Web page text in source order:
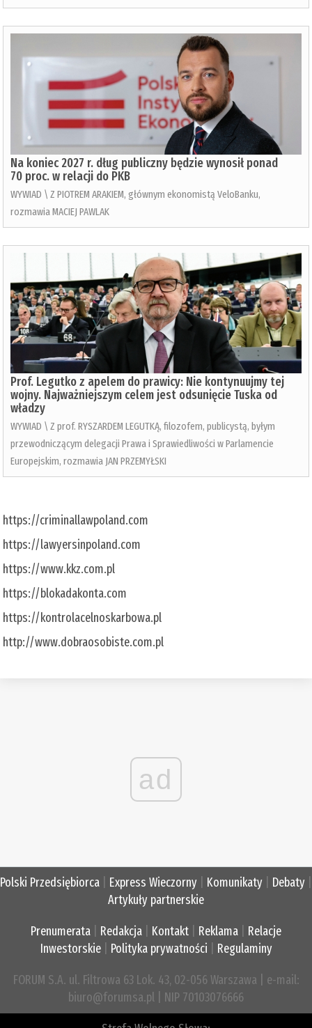
Na koniec 2027 r. dług publiczny będzie wynosił ponad
70 proc. w relacji do PKB
WYWIAD \ Z PIOTREM ARAKIEM, głównym ekonomistą VeloBanku,
rozmawia MACIEJ PAWLAK
Prof. Legutko z apelem do prawicy: Nie kontynuujmy tej
wojny. Najważniejszym celem jest odsunięcie Tuska od
władzy
WYWIAD \ Z prof. RYSZARDEM LEGUTKĄ, filozofem, publicystą, byłym
przewodniczącym delegacji Prawa i Sprawiedliwości w Parlamencie
Europejskim, rozmawia JAN PRZEMYŁSKI
https://criminallawpoland.com
https://lawyersinpoland.com
https://www.kkz.com.pl
https://blokadakonta.com
https://kontrolacelnoskarbowa.pl
http://www.dobraosobiste.com.pl
ad
Polski Przedsiębiorca Express Wieczorny Komunikaty Debaty
Artykuły partnerskie
Prenumerata Redakcja Kontakt Reklama
Relacje
Inwestorskie| Polityka prywatności Regulaminy
FORUM S.A. ul. Filtrowa 63 Lok. 43, 02-056 Warszawa | e-mail:
biuro@forumsa.pl | NIP 70103076666